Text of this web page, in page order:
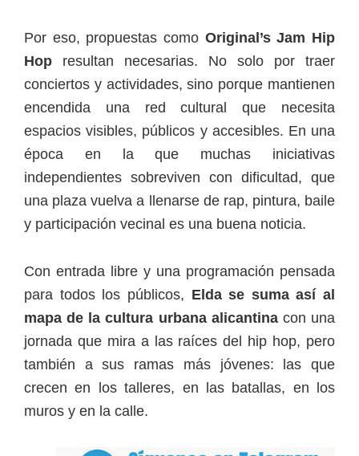
Por eso, propuestas como Original’s Jam Hip
Hop resultan necesarias. No solo por traer
conciertos y actividades, sino porque mantienen
encendida una red cultural que necesita
espacios visibles, públicos y accesibles. En una
época en la que muchas iniciativas
independientes sobreviven con dificultad, que
una plaza vuelva a llenarse de rap, pintura, baile
y participación vecinal es una buena noticia.
Con entrada libre y una programación pensada
para todos los públicos, Elda se suma así al
mapa de la cultura urbana alicantinacon una
jornada que mira a las raíces del hip hop, pero
también a sus ramas más jóvenes: las que
crecen en los talleres, en las batallas, en los
muros y en la calle.